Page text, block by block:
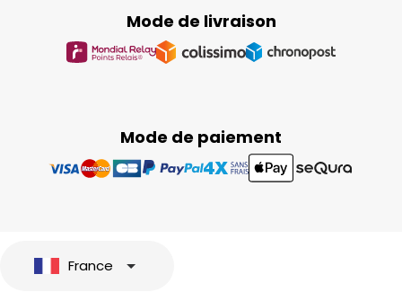
Mode de paiement
Mode de livraison
France